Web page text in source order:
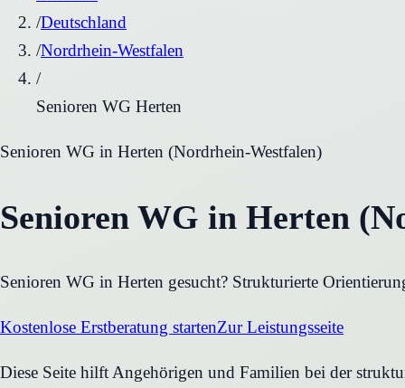
/Deutschland
/Nordrhein-Westfalen
/
Senioren WG Herten
Senioren WG in Herten (Nordrhein-Westfalen)
Senioren WG in Herten
Senioren WG in Herten gesucht? Strukturierte
Kostenlose Erstberatung startenZur Leistungsseite
Diese Seite hilft Angehörigen und Familien bei der